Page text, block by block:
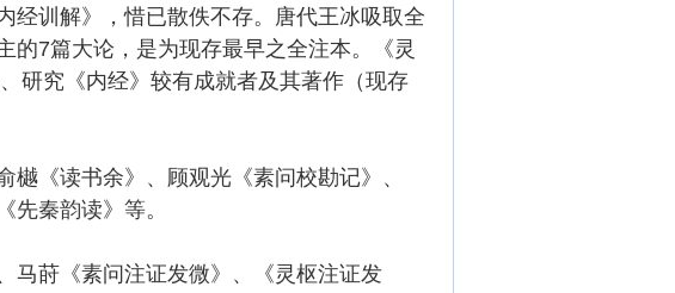
经训解》，惜已散佚不存。唐代王冰吸取全
的7篇大论，是为现存最早之全注本。《灵
研究《内经》较有成就者及其著作（现存
《读书余》、顾观光《素问校勘记》、
先秦韵读》等。
马莳《素问注证发微》、《灵枢注证发